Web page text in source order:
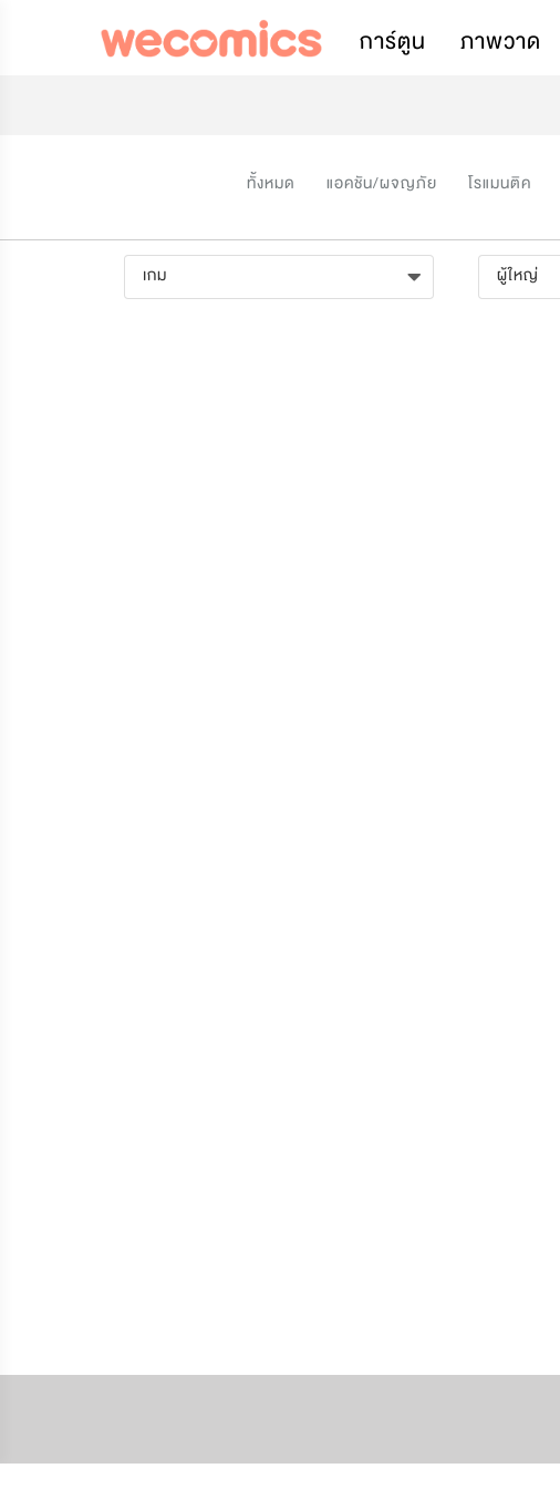
การ์ตูน ภาพวาด
ทั้งหมด แอคชัน/ผจญภัย โรแมนติค
เกม ผู้ใหญ่